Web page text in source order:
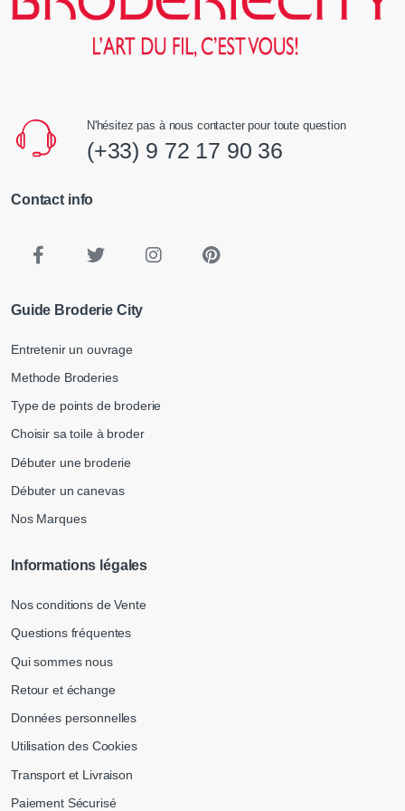
N'hésitez pas à nous contacter pour toute question
(+33) 9 72 17 90 36
Contact info
Guide Broderie City
Entretenir un ouvrage
Methode Broderies
Type de points de broderie
Choisir sa toile à broder
Débuter une broderie
Débuter un canevas
Nos Marques
Informations légales
Nos conditions de Vente
Questions fréquentes
Qui sommes nous
Retour et échange
Données personnelles
Utilisation des Cookies
Transport et Livraison
Paiement Sécurisé